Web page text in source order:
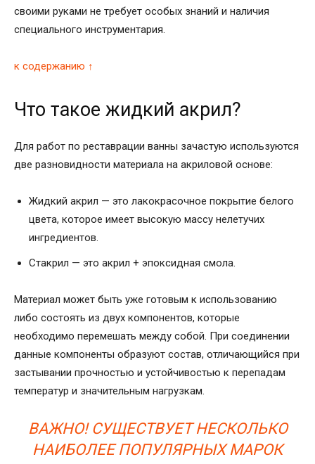
своими руками не требует особых знаний и наличия
специального инструментария.
к содержанию ↑
Что такое жидкий акрил?
Для работ по реставрации ванны зачастую используются
две разновидности материала на акриловой основе:
Жидкий акрил — это лакокрасочное покрытие белого
цвета, которое имеет высокую массу нелетучих
ингредиентов.
Стакрил — это акрил + эпоксидная смола.
Материал может быть уже готовым к использованию
либо состоять из двух компонентов, которые
необходимо перемешать между собой. При соединении
данные компоненты образуют состав, отличающийся при
застывании прочностью и устойчивостью к перепадам
температур и значительным нагрузкам.
ВАЖНО! СУЩЕСТВУЕТ НЕСКОЛЬКО
НАИБОЛЕЕ ПОПУЛЯРНЫХ МАРОК